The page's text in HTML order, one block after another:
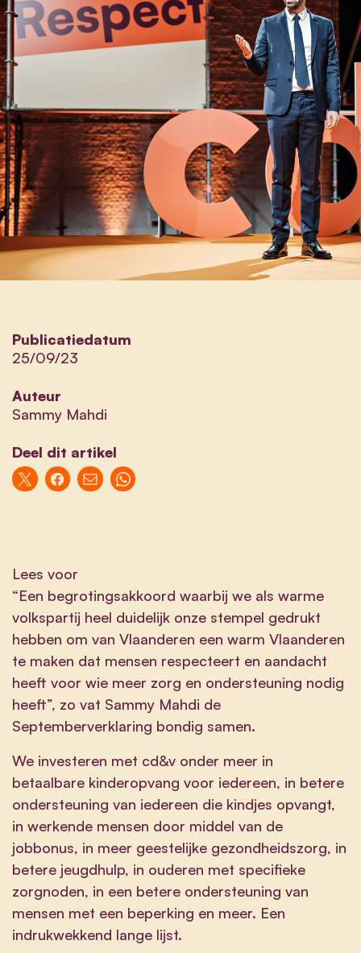
Publicatiedatum
25/09/23
Auteur
Sammy Mahdi
Deel dit artikel
Lees voor
“Een begrotingsakkoord waarbij we als warme
volkspartij heel duidelijk onze stempel gedrukt
hebben om van Vlaanderen een warm Vlaanderen
te maken dat mensen respecteert en aandacht
heeft voor wie meer zorg en ondersteuning nodig
heeft”, zo vat Sammy Mahdi de
Septemberverklaring bondig samen.
We investeren met cd&v onder meer in
betaalbare kinderopvang voor iedereen, in betere
ondersteuning van iedereen die kindjes opvangt,
in werkende mensen door middel van de
jobbonus, in meer geestelijke gezondheidszorg, in
betere jeugdhulp, in ouderen met specifieke
zorgnoden, in een betere ondersteuning van
mensen met een beperking en meer. Een
indrukwekkend lange lijst.